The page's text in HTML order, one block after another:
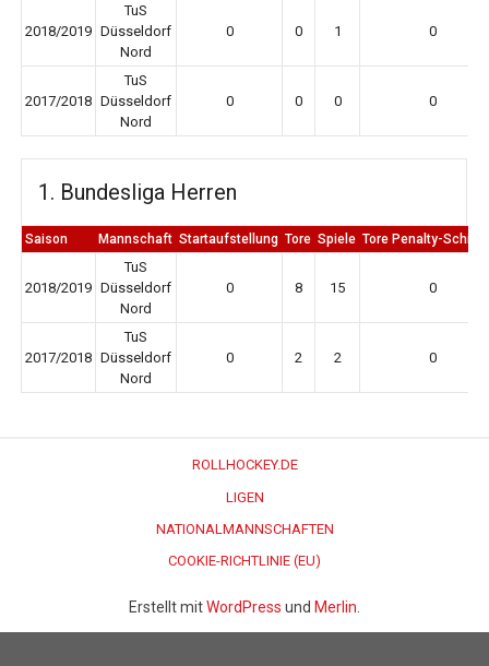
2018/2019
TuS
Düsseldorf
Nord
0 0 1 0
2017/2018
TuS
Düsseldorf
Nord
0 0 0 0
1. Bundesliga Herren
Saison Mannschaft Startaufstellung Tore Spiele Tore Penalty-
2018/2019
TuS
Düsseldorf
Nord
0 8 15 0
2017/2018
TuS
Düsseldorf
Nord
0 2 2 0
ROLLHOCKEY.DE
LIGEN
NATIONALMANNSCHAFTEN
COOKIE-RICHTLINIE (EU)
Erstellt mitWordPress und Merlin